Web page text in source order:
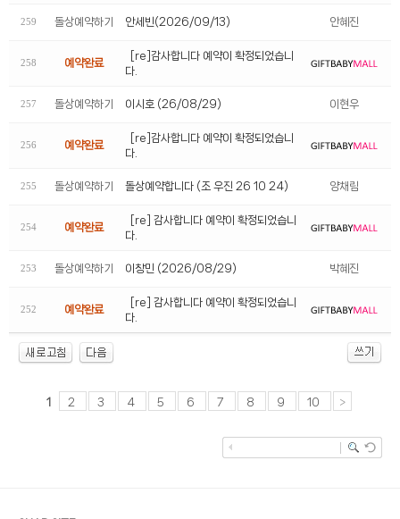
259 돌상예약하기 안세빈(2026/09/13) 안혜진
258 예약완료
[re]감사합니다 예약이 확정되었습니
다.
257 돌상예약하기 이시호 (26/08/29) 이현우
256 예약완료
[re]감사합니다 예약이 확정되었습니
다.
255 돌상예약하기 돌상예약합니다 (조 우진 26 10 24) 양채림
254 예약완료
[re] 감사합니다 예약이 확정되었습니
다.
253 돌상예약하기 이창민 (2026/08/29) 박혜진
252 예약완료
[re] 감사합니다 예약이 확정되었습니
다.
1 2 3 4 5 6 7 8 9 10 >